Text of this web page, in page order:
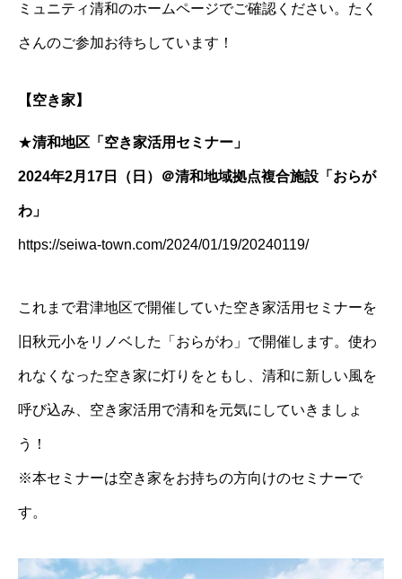
ミュニティ清和のホームページでご確認ください。たく
さんのご参加お待ちしています！
【空き家】
★清和地区「空き家活用セミナー」
2024年2月17日（日）＠清和地域拠点複合施設「おらが
わ」
https://seiwa-town.com/2024/01/19/20240119/
これまで君津地区で開催していた空き家活用セミナーを
旧秋元小をリノベした「おらがわ」で開催します。使わ
れなくなった空き家に灯りをともし、清和に新しい風を
呼び込み、空き家活用で清和を元気にしていきましょ
う！
※本セミナーは空き家をお持ちの方向けのセミナーで
す。